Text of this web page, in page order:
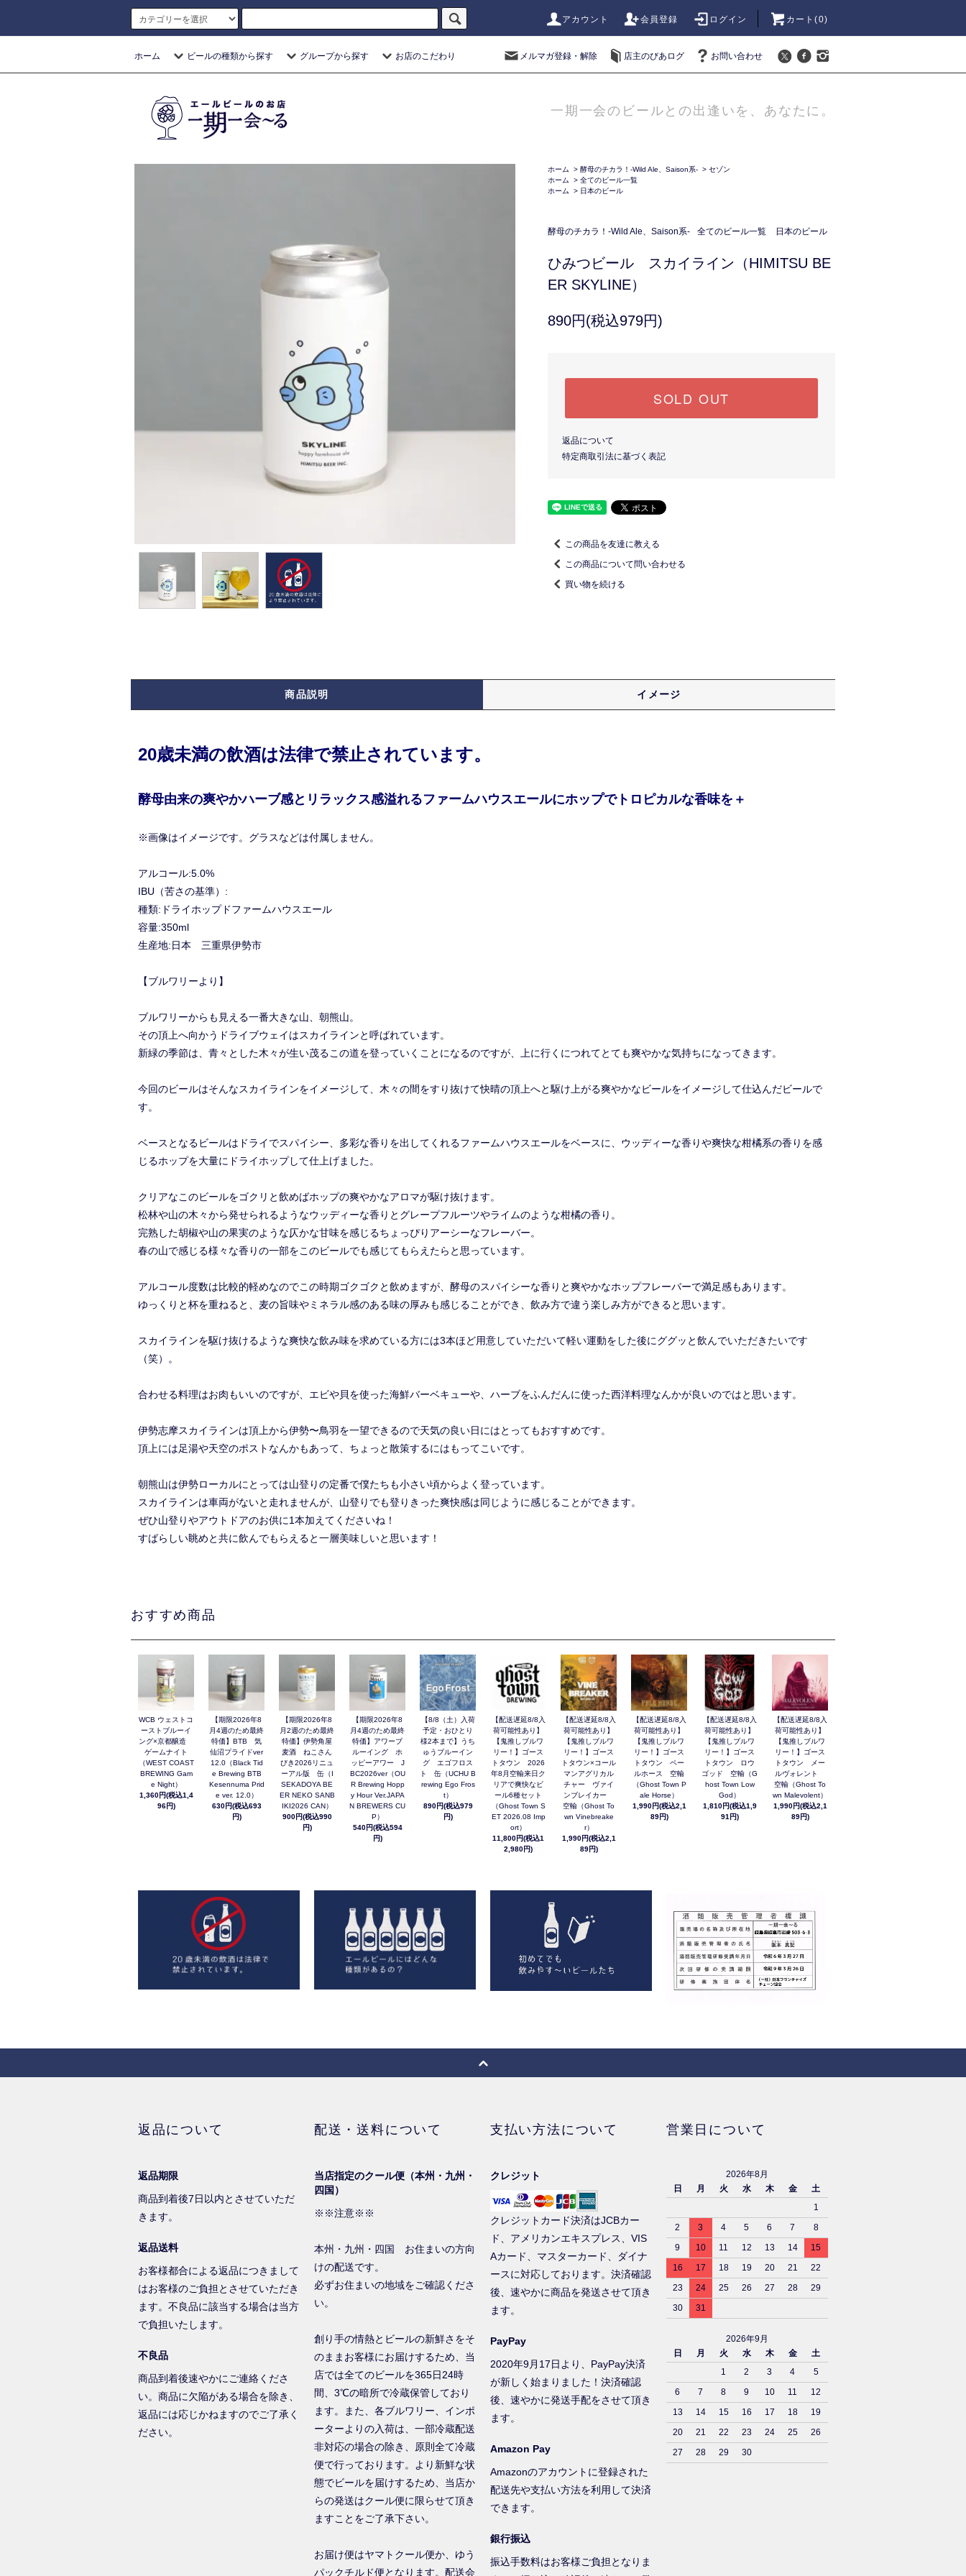
アカウント 会員登録 ログイン カート(0)
ホーム ビールの種類から探す グループから探す お店のこだわり メルマガ登録・解除 店主のびあログ お問い合わせ
一期一会のビールとの出逢いを、あなたに。
ホーム > 酵母のチカラ！-Wild Ale、Saison系- > セゾン
ホーム
> 全てのビール一覧
ホーム
> 日本のビール
酵母のチカラ！-Wild Ale、Saison系- 全てのビール一覧 日本のビール
ひみつビール スカイライン（HIMITSU BE
ER SKYLINE）
890円(税込979円)
SOLD OUT
返品について
特定商取引法に基づく表記
この商品を友達に教える
この商品について問い合わせる
買い物を続ける
商品説明 イメージ
20歳未満の飲酒は法律で禁止されています。
酵母由来の爽やかハーブ感とリラックス感溢れるファームハウスエールにホップでトロピカルな香味を＋
※画像はイメージです。グラスなどは付属しません。
アルコール:5.0%
IBU（苦さの基準）:
種類:ドライホップドファームハウスエール
容量:350ml
生産地:日本 三重県伊勢市
【ブルワリーより】
ブルワリーからも見える一番大きな山、朝熊山。
その頂上へ向かうドライブウェイはスカイラインと呼ばれています。
新緑の季節は、青々とした木々が生い茂るこの道を登っていくことになるのですが、上に行くにつれてとても爽やかな気持ちになってきます。
今回のビールはそんなスカイラインをイメージして、木々の間をすり抜けて快晴の頂上へと駆け上がる爽やかなビールをイメージして仕込んだビールで
す。
ベースとなるビールはドライでスパイシー、多彩な香りを出してくれるファームハウスエールをベースに、ウッディーな香りや爽快な柑橘系の香りを感
じるホップを大量にドライホップして仕上げました。
クリアなこのビールをゴクリと飲めばホップの爽やかなアロマが駆け抜けます。
松林や山の木々から発せられるようなウッディーな香りとグレープフルーツやライムのような柑橘の香り。
完熟した胡椒や山の果実のような仄かな甘味を感じるちょっぴりアーシーなフレーバー。
春の山で感じる様々な香りの一部をこのビールでも感じてもらえたらと思っています。
アルコール度数は比較的軽めなのでこの時期ゴクゴクと飲めますが、酵母のスパイシーな香りと爽やかなホップフレーバーで満足感もあります。
ゆっくりと杯を重ねると、麦の旨味やミネラル感のある味の厚みも感じることができ、飲み方で違う楽しみ方ができると思います。
スカイラインを駆け抜けるような爽快な飲み味を求めている方には3本ほど用意していただいて軽い運動をした後にググッと飲んでいただきたいです
（笑）。
合わせる料理はお肉もいいのですが、エビや貝を使った海鮮バーベキューや、ハーブをふんだんに使った西洋料理なんかが良いのではと思います。
伊勢志摩スカイラインは頂上から伊勢〜鳥羽を一望できるので天気の良い日にはとってもおすすめです。
頂上には足湯や天空のポストなんかもあって、ちょっと散策するにはもってこいです。
朝熊山は伊勢ローカルにとっては山登りの定番で僕たちも小さい頃からよく登っています。
スカイラインは車両がないと走れませんが、山登りでも登りきった爽快感は同じように感じることができます。
ぜひ山登りやアウトドアのお供に1本加えてくださいね！
すばらしい眺めと共に飲んでもらえると一層美味しいと思います！
おすすめ商品
WCB ウェストコ
ーストブルーイ
ング×京都醸造
ゲームナイト
（WEST COAST
BREWING Gam
e Night）
1,360円(税込1,4
96円)
【期限2026年8
月4週のため最終
特価】BTB 気
仙沼プライドver
12.0（Black Tid
e Brewing BTB
Kesennuma Prid
e ver. 12.0）
630円(税込693
円)
【期限2026年8
月2週のため最終
特価】伊勢角屋
麦酒 ねこさん
びき2026リニュ
ーアル版 缶（I
SEKADOYA BE
ER NEKO SANB
IKI2026 CAN）
900円(税込990
円)
【期限2026年8
月4週のため最終
特価】アワーブ
ルーイング ホ
ッピーアワー J
BC2026ver（OU
R Brewing Hopp
y Hour Ver.JAPA
N BREWERS CU
P）
540円(税込594
円)
【8/8（土）入荷
予定・おひとり
様2本まで】うち
ゅうブルーイン
グ エゴフロス
ト 缶（UCHU B
rewing Ego Fros
t）
890円(税込979
円)
【配送遅延8/8入
荷可能性あり】
【鬼推しブルワ
リー！】ゴース
トタウン 2026
年8月空輸来日ク
リアで爽快なビ
ール6種セット
（Ghost Town S
ET 2026.08 Imp
ort）
11,800円(税込1
2,980円)
【配送遅延8/8入
荷可能性あり】
【鬼推しブルワ
リー！】ゴース
トタウン×コール
マンアグリカル
チャー ヴァイ
ンブレイカー
空輸（Ghost To
wn Vinebreake
r）
1,990円(税込2,1
89円)
【配送遅延8/8入
荷可能性あり】
【鬼推しブルワ
リー！】ゴース
トタウン ペー
ルホース 空輸
（Ghost Town P
ale Horse）
1,990円(税込2,1
89円)
【配送遅延8/8入
荷可能性あり】
【鬼推しブルワ
リー！】ゴース
トタウン ロウ
ゴッド 空輸（G
host Town Low
God）
1,810円(税込1,9
91円)
【配送遅延8/8入
荷可能性あり】
【鬼推しブルワ
リー！】ゴース
トタウン メー
ルヴォレント
空輸（Ghost To
wn Malevolent）
1,990円(税込2,1
89円)
返品について
返品期限
商品到着後7日以内とさせていただ
きます。
返品送料
お客様都合による返品につきまして
はお客様のご負担とさせていただき
ます。不良品に該当する場合は当方
で負担いたします。
不良品
商品到着後速やかにご連絡くださ
い。商品に欠陥がある場合を除き、
返品には応じかねますのでご了承く
ださい。
配送・送料について
当店指定のクール便（本州・九州・
四国）
※※注意※※
本州・九州・四国 お住まいの方向
けの配送です。
必ずお住まいの地域をご確認くださ
い。
創り手の情熱とビールの新鮮さをそ
のままお客様にお届けするため、当
店では全てのビールを365日24時
間、3℃の暗所で冷蔵保管しており
ます。また、各ブルワリー、インポ
ーターよりの入荷は、一部冷蔵配送
非対応の場合の除き、原則全て冷蔵
便で行っております。より新鮮な状
態でビールを届けするため、当店か
らの発送はクール便に限らせて頂き
ますことをご了承下さい。
お届け便はヤマトクール便か、ゆう
パックチルド便となります。配送会
支払い方法について
クレジット
クレジットカード決済はJCBカー
ド、アメリカンエキスプレス、VIS
Aカード、マスターカード、ダイナ
ースに対応しております。決済確認
後、速やかに商品を発送させて頂き
ます。
PayPay
2020年9月17日より、PayPay決済
が新しく始まりました！決済確認
後、速やかに発送手配をさせて頂き
ます。
Amazon Pay
Amazonのアカウントに登録された
配送先や支払い方法を利用して決済
できます。
銀行振込
振込手数料はお客様ご負担となりま
営業日について
2026年8月
日
月 火 水 木 金
土
1
2
3 4 5 6 7
8
9
10 11 12 13 14
15
16
17 18 19 20 21
22
23
24 25 26 27 28
29
30
31
2026年9月
日
月 火 水 木 金
土
1
2 3 4
5
6
7 8 9 10 11
12
13
14 15 16 17 18
19
20
21 22 23 24 25
26
27
28 29 30